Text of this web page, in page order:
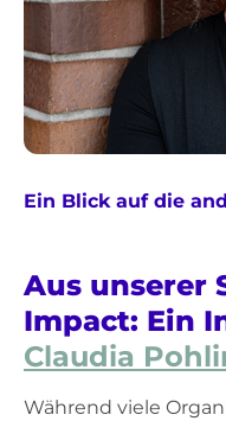
Ein Blick auf die
Aus unserer
Impact: Ein
Claudia
Während viele